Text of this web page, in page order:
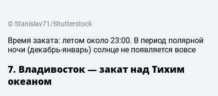
© Stanislav71/Shutterstock
Время заката: летом около 23:00. В период полярной
ночи (декабрь-январь) солнце не появляется вовсе
7. Владивосток — закат над Тихим
океаном